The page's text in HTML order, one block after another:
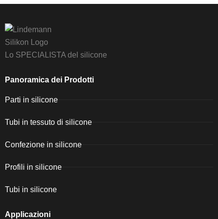
Lo SPECIALISTA del silicone
Panoramica dei Prodotti
Parti in silicone
Tubi in tessuto di silicone
Confezione in silicone
Profili in silicone
Tubi in silicone
Applicazioni